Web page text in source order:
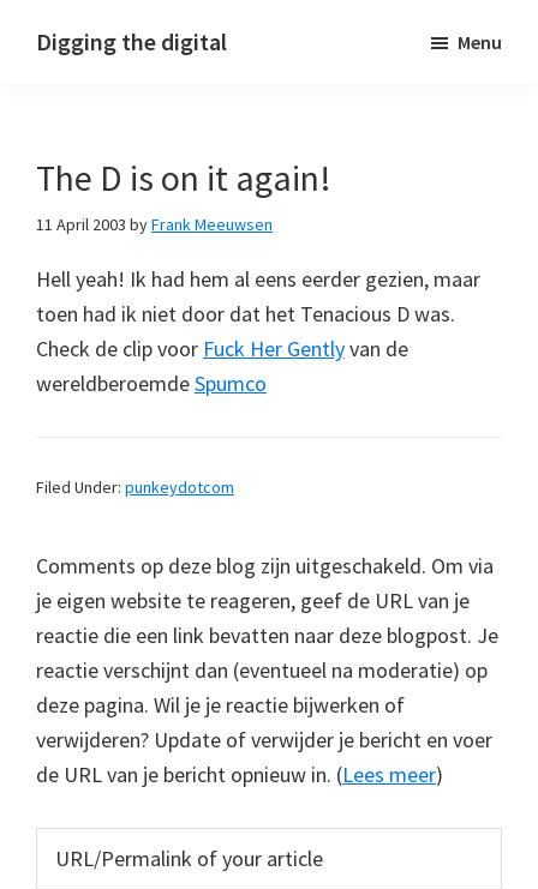
Digging the digital Menu
The D is on it again!
11 April 2003 byFrank Meeuwsen
Hell yeah! Ik had hem al eens eerder gezien, maar
toen had ik niet door dat het Tenacious D was.
Check de clip voor Fuck Her Gentlyvan de
wereldberoemdeSpumco
Filed Under: punkeydotcom
Comments op deze blog zijn uitgeschakeld. Om via
je eigen website te reageren, geef de URL van je
reactie die een link bevatten naar deze blogpost. Je
reactie verschijnt dan (eventueel na moderatie) op
deze pagina. Wil je je reactie bijwerken of
verwijderen? Update of verwijder je bericht en voer
de URL van je bericht opnieuw in. (Lees meer)